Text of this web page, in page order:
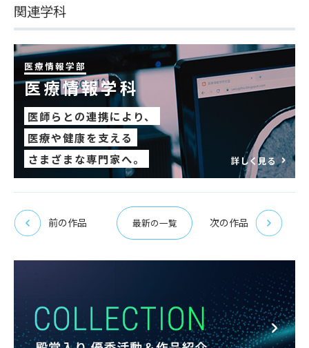
関連学科
医療情報学部
医療情報学科
医師らとの連携により、
医療や健康を支える
さまざまな専門家へ。
詳しく見る
前の作品 最新の一覧 次の作品